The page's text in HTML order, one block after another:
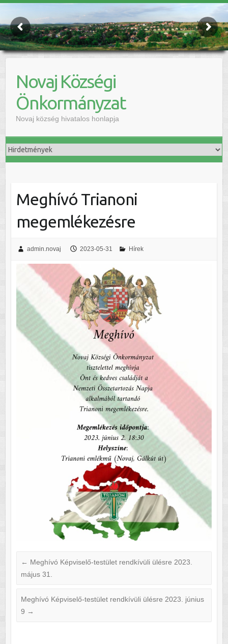
Novaj Községi
Önkormányzat
Novaj község hivatalos honlapja
Meghívó Trianoni
megemlékezésre
admin.novaj 2023-05-31 Hírek
← Meghívó Képviselő-testület rendkívüli ülésre 2023.
május 31.
Meghívó Képviselő-testület rendkívüli ülésre 2023. június
9 →